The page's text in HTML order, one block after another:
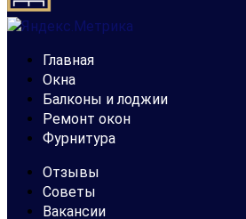
Главная
Окна
Балконы и лоджии
Ремонт окон
Фурнитура
Отзывы
Советы
Вакансии